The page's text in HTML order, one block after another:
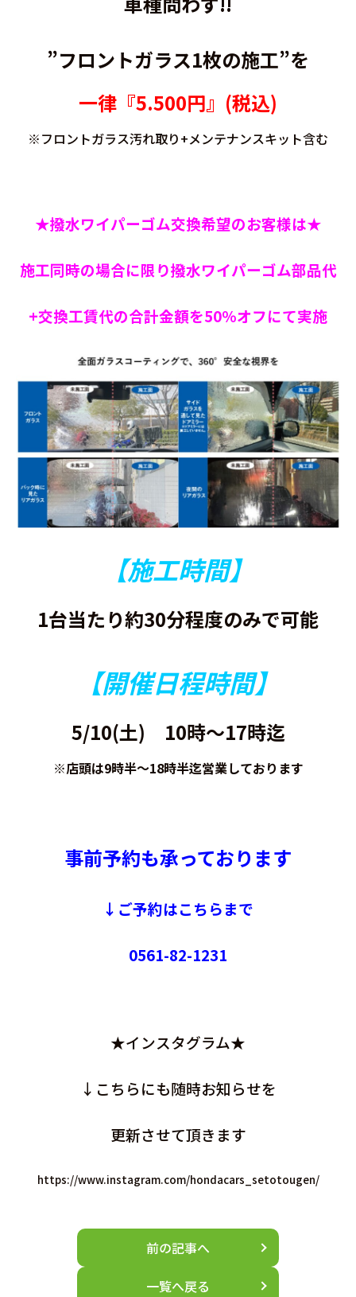
”フロントガラス1枚の施工”を
一律『5.500円』(税込)
※フロントガラス汚れ取り+メンテナンスキット含む
★撥水ワイパーゴム交換希望のお客様は★
施工同時の場合に限り撥水ワイパーゴム部品代
+交換工賃代の合計金額を50％オフにて実施
【施工時間】
1台当たり約30分程度のみで可能
【開催日程時間】
5/10(土) 10時～17時迄
※店頭は9時半～18時半迄営業しております
事前予約も承っております
↓ご予約はこちらまで
0561-82-1231
★インスタグラム★
↓こちらにも随時お知らせを
更新させて頂きます
https://www.instagram.com/hondacars_setotougen/
前の記事へ
一覧へ戻る